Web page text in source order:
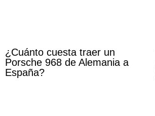
¿Cuánto cuesta traer un
Porsche 968 de Alemania a
España?